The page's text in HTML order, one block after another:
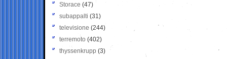
Storace (47)
subappalti (31)
televisione(244)
terremoto (402)
thyssenkrupp (3)